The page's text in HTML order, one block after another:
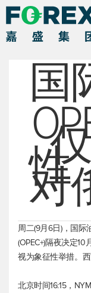
国
性
对
周二(9月6日)，国
(OPEC+)隔夜决定
视为象征性举措。
北京时间16:15，